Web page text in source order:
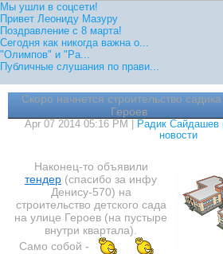
Мы ушли в соцсети!
Привет Леониду Мазуру
Поздравление с 8 марта!
Сегодня как никогда важна о...
"Олимпов" и "Ра...
Публичные слушания по прави...
Скоро начнется строительство
Героев
Apr 07 2014 05:16 PM | Радик Сайдашев
новости
Наконец-то объявили
тендер (спасибо за инфу
Денису-570) на
строительство детского сада
на улице Героев (на пустыре
внутри квартала).
Само собой -